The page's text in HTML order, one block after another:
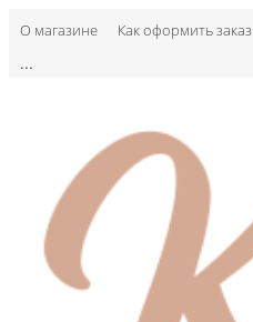
О магазине Как оформить заказ
...